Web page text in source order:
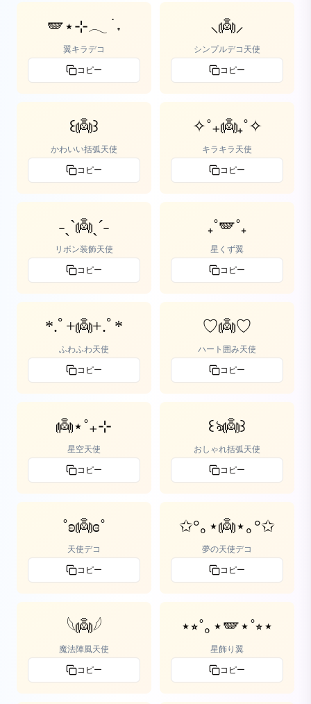
🪽⋆⊹𓂃 ࣪ ˖
翼キラデコ
コピー
⸜👼⸝‍
シンプルデコ天使
コピー
꒰👼꒱
かわいい括弧天使
コピー
✧˚₊👼₊˚✧
キラキラ天使
コピー
˗ˏˋ👼ˎˊ˗
リボン装飾天使
コピー
₊˚🪽˚₊
星くず翼
コピー
*.ﾟ+👼+.ﾟ*
ふわふわ天使
コピー
♡👼♡
ハート囲み天使
コピー
👼⋆˚₊⊹
星空天使
コピー
꒰ঌ👼꒱
おしゃれ括弧天使
コピー
˚ʚ👼ɞ˚
天使デコ
コピー
✩°｡⋆👼⋆｡°✩
夢の天使デコ
コピー
𓆩👼𓆪
魔法陣風天使
コピー
⋆⭒˚｡⋆🪽⋆˚⭒⋆
星飾り翼
コピー